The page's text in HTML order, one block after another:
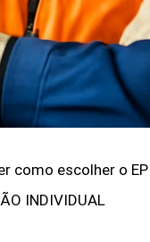
como escolher o
INDIVIDUAL